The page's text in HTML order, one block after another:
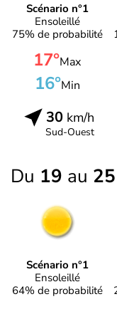
Scénario n°1
Ensoleillé
75% de probabilité
17°Max
16°Min
30km/h
Sud-Ouest
Du 19 au
Scénario n°1
Ensoleillé
64% de probabilité